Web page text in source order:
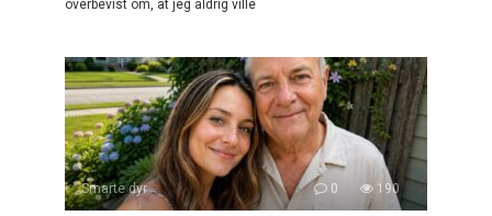
overbevist om, at jeg aldrig ville
Smarte dyr 0 190